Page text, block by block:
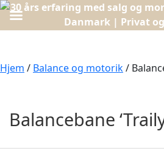
Hjem / Balance og motorik/
Balancebane